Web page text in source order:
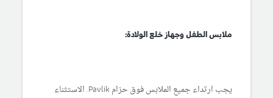
ملابس الطفل وجهاز خلع الولادة:
يجب ارتداء جميع الملابس فوق حزام Pavlik. الاستثناء